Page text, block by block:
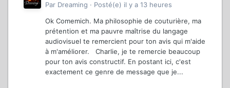
Par Dreaming · Posté(e) il y a 13 heures
Ok Comemich. Ma philosophie de couturière, ma
prétention et ma pauvre maîtrise du langage
audiovisuel te remercient pour ton avis qui m'aide
à m'améliorer. Charlie, je te remercie beaucoup
pour ton avis constructif. En postant ici, c'est
exactement ce genre de message que je...